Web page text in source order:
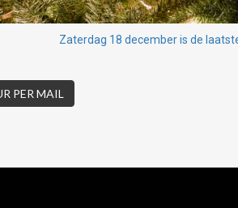
Zaterdag 18 december is de
PER MAIL